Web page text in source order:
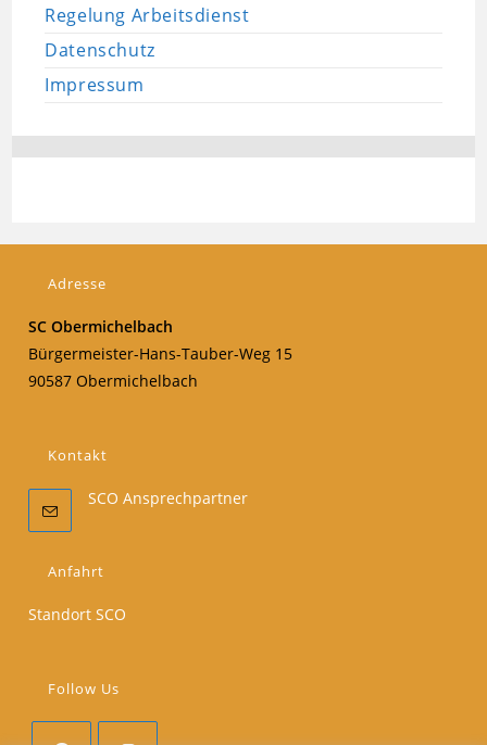
Regelung Arbeitsdienst
Datenschutz
Impressum
Adresse
SC Obermichelbach
Bürgermeister-Hans-Tauber-Weg 15
90587 Obermichelbach
Kontakt
SCO Ansprechpartner
Anfahrt
Standort SCO
Follow Us